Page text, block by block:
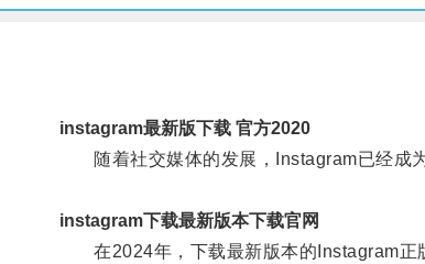
instagram最新版下载 官方2020
随着社交媒体的发展，Instagram已经成为
instagram下载最新版本下载官网
在2024年，下载最新版本的Instagram正